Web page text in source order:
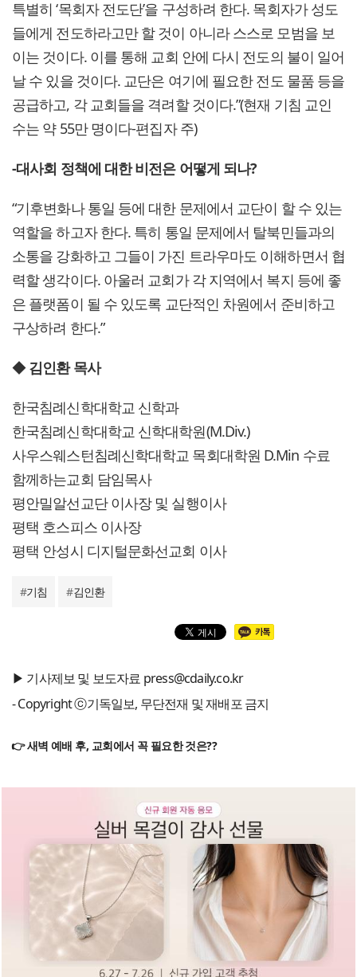
특별히 ‘목회자 전도단’을 구성하려 한다. 목회자가 성도
들에게 전도하라고만 할 것이 아니라 스스로 모범을 보
이는 것이다. 이를 통해 교회 안에 다시 전도의 불이 일어
날 수 있을 것이다. 교단은 여기에 필요한 전도 물품 등을
공급하고, 각 교회들을 격려할 것이다.”(현재 기침 교인
수는 약 55만 명이다-편집자 주)
-대사회 정책에 대한 비전은 어떻게 되나?
“기후변화나 통일 등에 대한 문제에서 교단이 할 수 있는
역할을 하고자 한다. 특히 통일 문제에서 탈북민들과의
소통을 강화하고 그들이 가진 트라우마도 이해하면서 협
력할 생각이다. 아울러 교회가 각 지역에서 복지 등에 좋
은 플랫폼이 될 수 있도록 교단적인 차원에서 준비하고
구상하려 한다.”
◆김인환 목사
한국침례신학대학교 신학과
한국침례신학대학교 신학대학원(M.Div.)
사우스웨스턴침례신학대학교 목회대학원 D.Min 수료
함께하는교회 담임목사
평안밀알선교단 이사장 및 실행이사
평택 호스피스 이사장
평택 안성시 디지털문화선교회 이사
#기침 #김인환
▶ 기사제보 및 보도자료 press@cdaily.co.kr
- Copyright ⓒ기독일보, 무단전재 및 재배포 금지
👉 새벽 예배 후, 교회에서 꼭 필요한 것은??